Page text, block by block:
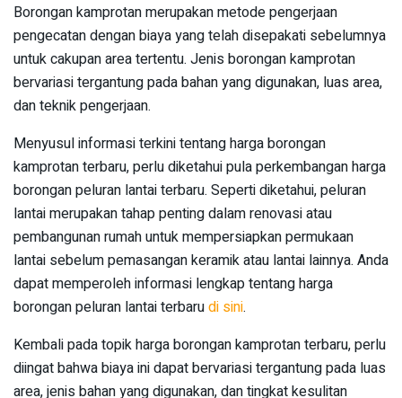
Borongan kamprotan merupakan metode pengerjaan
pengecatan dengan biaya yang telah disepakati sebelumnya
untuk cakupan area tertentu. Jenis borongan kamprotan
bervariasi tergantung pada bahan yang digunakan, luas area,
dan teknik pengerjaan.
Menyusul informasi terkini tentang harga borongan
kamprotan terbaru, perlu diketahui pula perkembangan harga
borongan peluran lantai terbaru. Seperti diketahui, peluran
lantai merupakan tahap penting dalam renovasi atau
pembangunan rumah untuk mempersiapkan permukaan
lantai sebelum pemasangan keramik atau lantai lainnya. Anda
dapat memperoleh informasi lengkap tentang harga
borongan peluran lantai terbarudi sini.
Kembali pada topik harga borongan kamprotan terbaru, perlu
diingat bahwa biaya ini dapat bervariasi tergantung pada luas
area, jenis bahan yang digunakan, dan tingkat kesulitan